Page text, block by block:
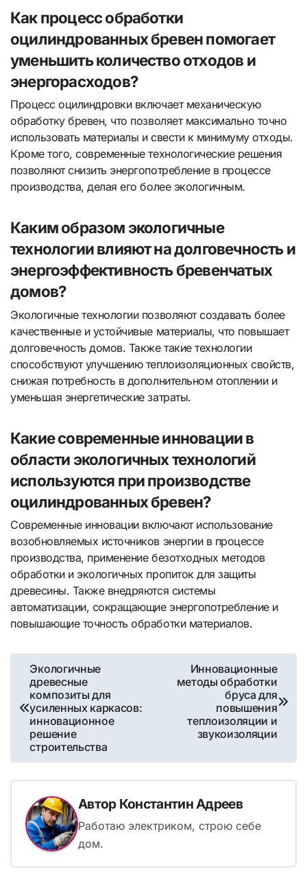
Как процесс обработки
оцилиндрованных бревен помогает
уменьшить количество отходов и
энергорасходов?
Процесс оцилиндровки включает механическую
обработку бревен, что позволяет максимально точно
использовать материалы и свести к минимуму отходы.
Кроме того, современные технологические решения
позволяют снизить энергопотребление в процессе
производства, делая его более экологичным.
Каким образом экологичные
технологии влияют на долговечность и
энергоэффективность бревенчатых
домов?
Экологичные технологии позволяют создавать более
качественные и устойчивые материалы, что повышает
долговечность домов. Также такие технологии
способствуют улучшению теплоизоляционных свойств,
снижая потребность в дополнительном отоплении и
уменьшая энергетические затраты.
Какие современные инновации в
области экологичных технологий
используются при производстве
оцилиндрованных бревен?
Современные инновации включают использование
возобновляемых источников энергии в процессе
производства, применение безотходных методов
обработки и экологичных пропиток для защиты
древесины. Также внедряются системы
автоматизации, сокращающие энергопотребление и
повышающие точность обработки материалов.
Навигация
по
записям
Экологичные
древесные
композиты для
усиленных каркасов:
инновационное
решение
строительства
Инновационные
методы обработки
бруса для
повышения
теплоизоляции и
звукоизоляции
Автор Константин Адреев
Работаю электриком, строю себе
дом.